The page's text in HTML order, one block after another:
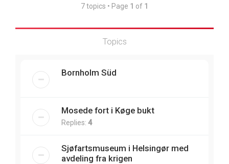
7 topics • Page 1 of 1
Topics
Bornholm Süd
Mosede fort i Køge bukt
Replies: 4
Sjøfartsmuseum i Helsingør med
avdeling fra krigen